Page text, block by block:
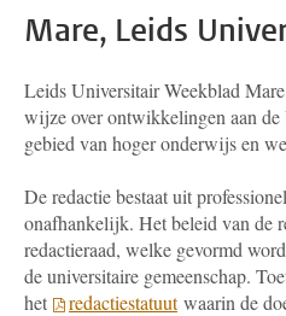
Mare, Leids
Leids Universitair Weekblad
wijze over ontwikkelingen aan
gebied van hoger onderwijs en
De redactie bestaat uit
onafhankelijk. Het beleid van de
redactieraad, welke gevormd
de universitaire gemeenschap.
het
redactiestatuutwaarin de